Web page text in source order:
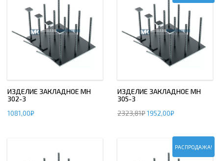
ИЗДЕЛИЕ ЗАКЛАДНОЕ МН
302-3
1081,00₽
ИЗДЕЛИЕ ЗАКЛАДНОЕ МН
305-3
2323,81₽1952,00₽
РАСПРОДАЖА!